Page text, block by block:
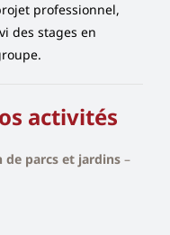
professionnel,
des stages en
activités
de parcs et jardins–